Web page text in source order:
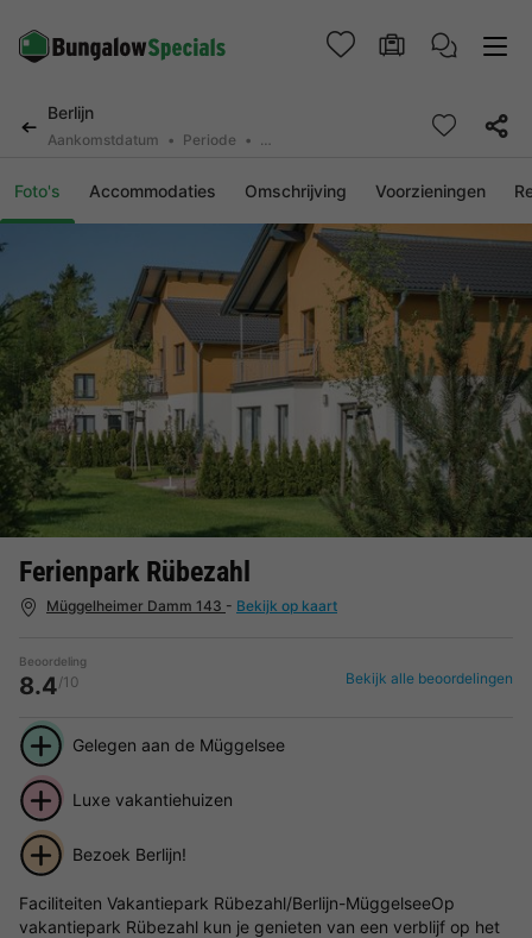
Berlijn
Aankomstdatum Periode 2 deelnemers, 0 huisdier
Foto's Accommodaties Omschrijving Voorzieningen
Ferienpark Rübezahl
Müggelheimer Damm 143 - Bekijk op kaart
Beoordeling
8.4/10 Bekijk alle beoordelingen
Gelegen aan de Müggelsee
Luxe vakantiehuizen
Bezoek Berlijn!
Faciliteiten Vakantiepark Rübezahl/Berlijn-MüggelseeOp
vakantiepark Rübezahl kun je genieten van een verblijf op het